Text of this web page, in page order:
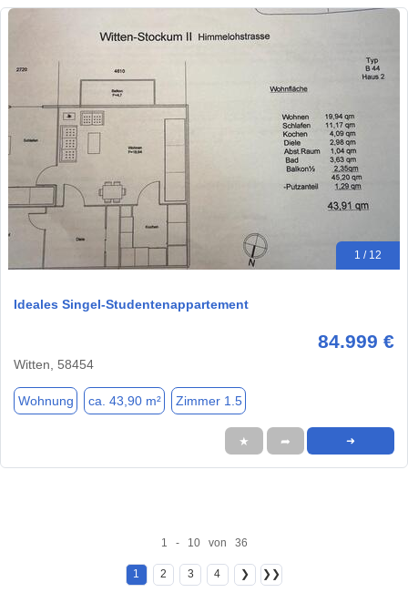
1 / 12
Ideales Singel-Studentenappartement
84.999 €
Witten, 58454
Wohnung ca. 43,90 m² Zimmer 1.5
★ ➦ ➜
1 - 10 von 36
1 2 3 4 ❯ ❯❯